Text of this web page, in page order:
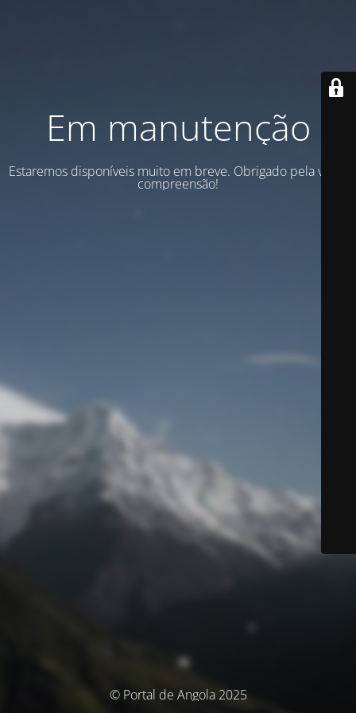
Em manutenção
Estaremos disponíveis muito em breve. Obrigado pela vossa
compreensão!
© Portal de Angola 2025